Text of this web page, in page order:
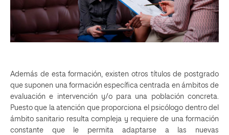
Además de esta formación, existen otros títulos de postgrado
que suponen una formación específica centrada en ámbitos de
evaluación e intervención y/o para una población concreta.
Puesto que la atención que proporciona el psicólogo dentro del
ámbito sanitario resulta compleja y requiere de una formación
constante que le permita adaptarse a las nuevas